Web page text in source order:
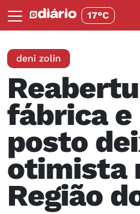
17°C
deni zolin
fábrica e
posto
otimista
Região